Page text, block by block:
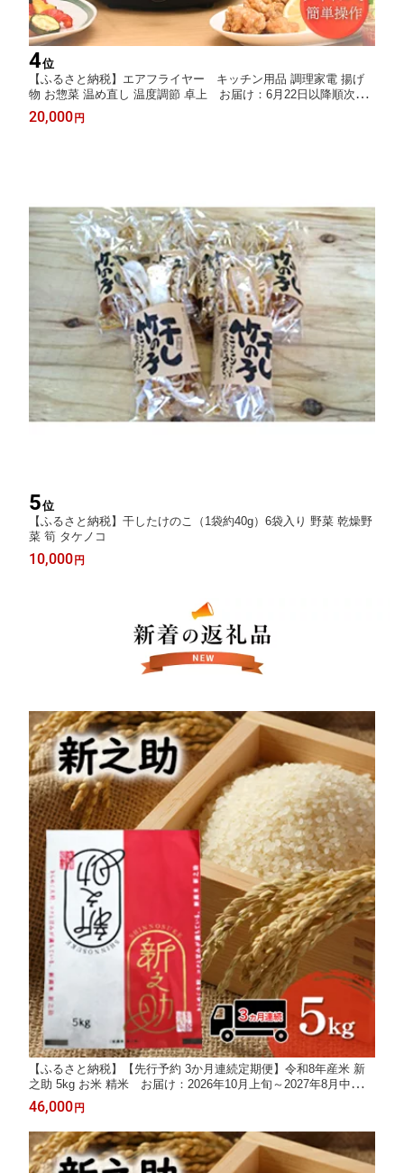
4位
【ふるさと納税】エアフライヤー キッチン用品 調理家電 揚げ
物 お惣菜 温め直し 温度調節 卓上 お届け：6月22日以降順次発
送
20,000円
5位
【ふるさと納税】干したけのこ（1袋約40g）6袋入り 野菜 乾燥野
菜 筍 タケノコ
10,000円
【ふるさと納税】【先行予約 3か月連続定期便】令和8年産米 新
之助 5kg お米 精米 お届け：2026年10月上旬～2027年8月中旬ま
で
46,000円